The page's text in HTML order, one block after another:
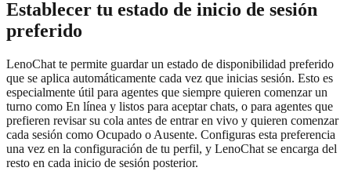
Establecer tu estado de inicio de sesión
preferido
LenoChat te permite guardar un estado de disponibilidad preferido
que se aplica automáticamente cada vez que inicias sesión. Esto es
especialmente útil para agentes que siempre quieren comenzar un
turno como En línea y listos para aceptar chats, o para agentes que
prefieren revisar su cola antes de entrar en vivo y quieren comenzar
cada sesión como Ocupado o Ausente. Configuras esta preferencia
una vez en la configuración de tu perfil, y LenoChat se encarga del
resto en cada inicio de sesión posterior.